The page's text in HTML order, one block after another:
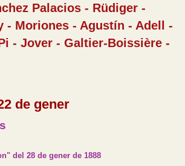
Palacios - Rüdiger -
- Moriones - Agustín - Adell -
- Jover - Galtier-Boissière -
de gener